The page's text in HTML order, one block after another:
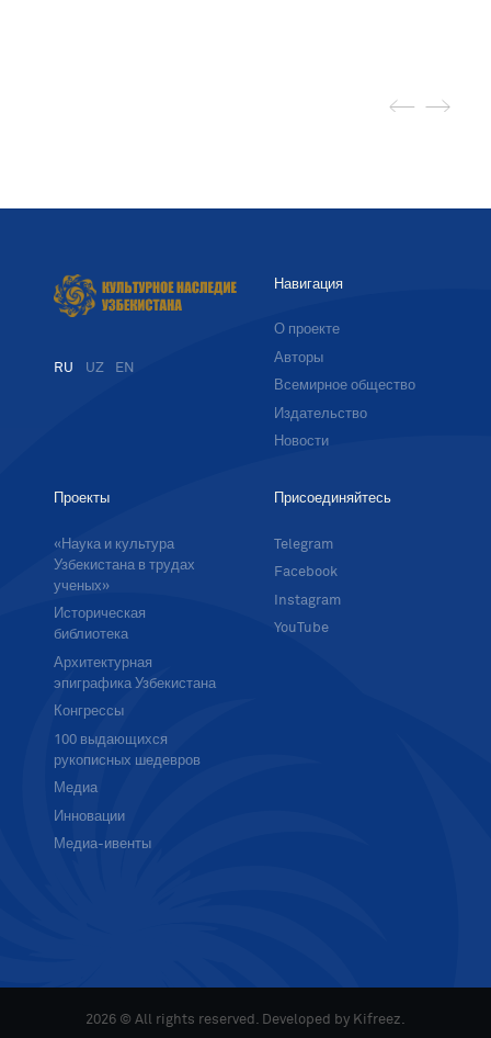
RU UZ EN
Навигация
О проекте
Авторы
Всемирное общество
Издательство
Новости
Проекты
«Наука и культура
Узбекистана в трудах
ученых»
Историческая
библиотека
Архитектурная
эпиграфика Узбекистана
Конгрессы
100 выдающихся
рукописных шедевров
Медиа
Инновации
Медиа-ивенты
Присоединяйтесь
Telegram
Facebook
Instagram
YouTube
2026 © All rights reserved. Developed by Kifreez.